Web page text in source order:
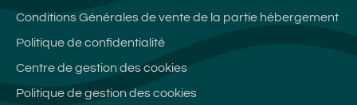
Conditions Générales de vente de la partie hébergement
Politique de confidentialité
Centre de gestion des cookies
Politique de gestion des cookies